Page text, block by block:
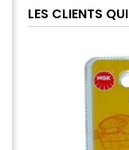
LES CLIENTS